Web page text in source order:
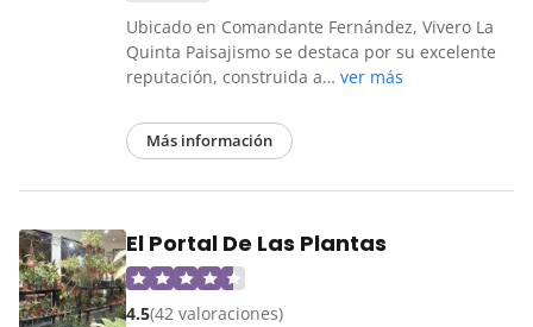
Ubicado en Comandante Fernández, Vivero La
Quinta Paisajismo se destaca por su excelente
reputación, construida a… ver más
Más información
El Portal De Las Plantas
4.5(42 valoraciones)